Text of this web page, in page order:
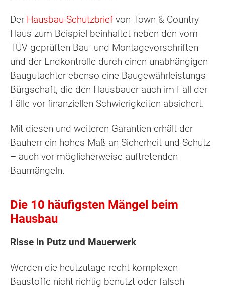
Der Hausbau-Schutzbriefvon Town & Country
Haus zum Beispiel beinhaltet neben den vom
TÜV geprüften Bau- und Montagevorschriften
und der Endkontrolle durch einen unabhängigen
Baugutachter ebenso eine Baugewährleistungs-
Bürgschaft, die den Hausbauer auch im Fall der
Fälle vor finanziellen Schwierigkeiten absichert.
Mit diesen und weiteren Garantien erhält der
Bauherr ein hohes Maß an Sicherheit und Schutz
– auch vor möglicherweise auftretenden
Baumängeln.
Die 10 häufigsten Mängel beim
Hausbau
Risse in Putz und Mauerwerk
Werden die heutzutage recht komplexen
Baustoffe nicht richtig benutzt oder falsch